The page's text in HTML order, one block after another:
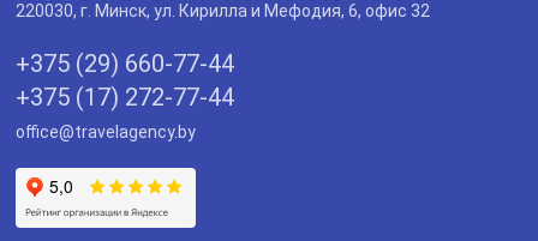
220030, г. Минск, ул. Кирилла и Мефодия, 6, офис 32
+375 (29) 660-77-44
+375 (17) 272-77-44
office@travelagency.by